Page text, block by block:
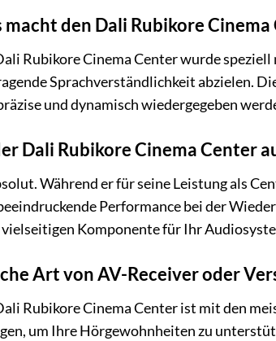
macht den Dali Rubikore
Rubikore Cinema Center wurde
Sprachverständlichkeit abzielen.
und dynamisch wiedergegeben
Dali Rubikore Cinema Center
Während er für seine Leistung als
Performance bei der
Komponente für Ihr
Art von AV-Receiver oder
Rubikore Cinema Center ist mit den
um Ihre Hörgewohnheiten zu